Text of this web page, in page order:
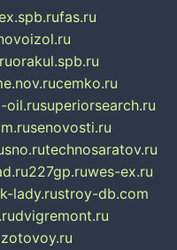
fas.ru
orakul.spb.ru
cemko.ru
oil.rusuperiorsearch.ru
senovosti.ru
technosaratov.ru
227gp.ruwes-ex.ru
lady.rustroy-db.com
dvigremont.ru